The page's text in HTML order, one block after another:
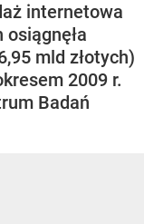
internetowa
mld złotych)
2009 r.
Badań